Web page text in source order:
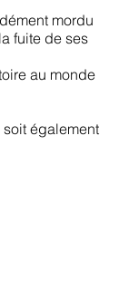
mordu
fuite de ses
au monde
également